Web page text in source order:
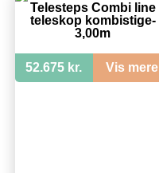
Telesteps Combi line
teleskop kombistige-
3,00m
52.675 kr. Vis mere